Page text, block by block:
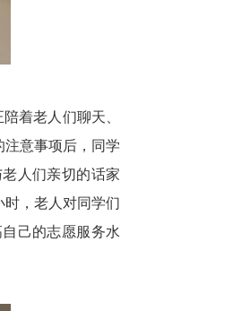
着老人们聊天、
意事项后，同学
人们亲切的话家
，老人对同学们
己的志愿服务水